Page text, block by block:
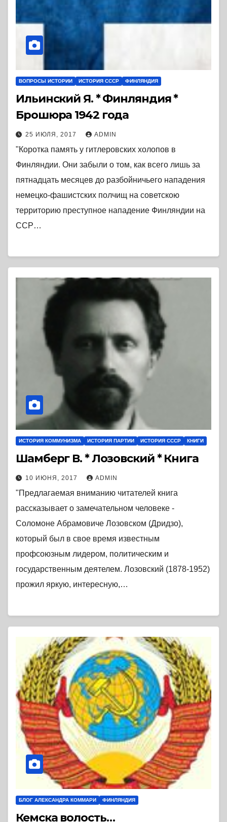
ВОПРОСЫ ИСТОРИИ ИСТОРИЯ СССР ФИНЛЯНДИЯ
Ильинский Я. * Финляндия *
Брошюра 1942 года
25 ИЮЛЯ, 2017 ADMIN
"Коротка память у гитлеровских холопов в
Финляндии. Они забыли о том, как всего лишь за
пятнадцать месяцев до разбойничьего нападения
немецко-фашистских полчищ на советскою
территорию преступное нападение Финляндии на
ССР…
ИСТОРИЯ КОММУНИЗМА ИСТОРИЯ ПАРТИИ ИСТОРИЯ СССР КНИГИ
Шамберг В. * Лозовский * Книга
10 ИЮНЯ, 2017 ADMIN
"Предлагаемая вниманию читателей книга
рассказывает о замечательном человеке -
Соломоне Абрамовиче Лозовском (Дридзо),
который был в свое время известным
профсоюзным лидером, политическим и
государственным деятелем. Лозовский (1878-1952)
прожил яркую, интересную,…
БЛОГ АЛЕКСАНДРА КОММАРИ ФИНЛЯНДИЯ
Кемска волость…